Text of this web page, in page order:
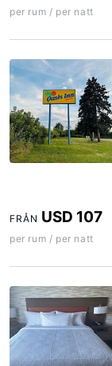
per rum / per natt
FRÅN USD 107
per rum / per natt